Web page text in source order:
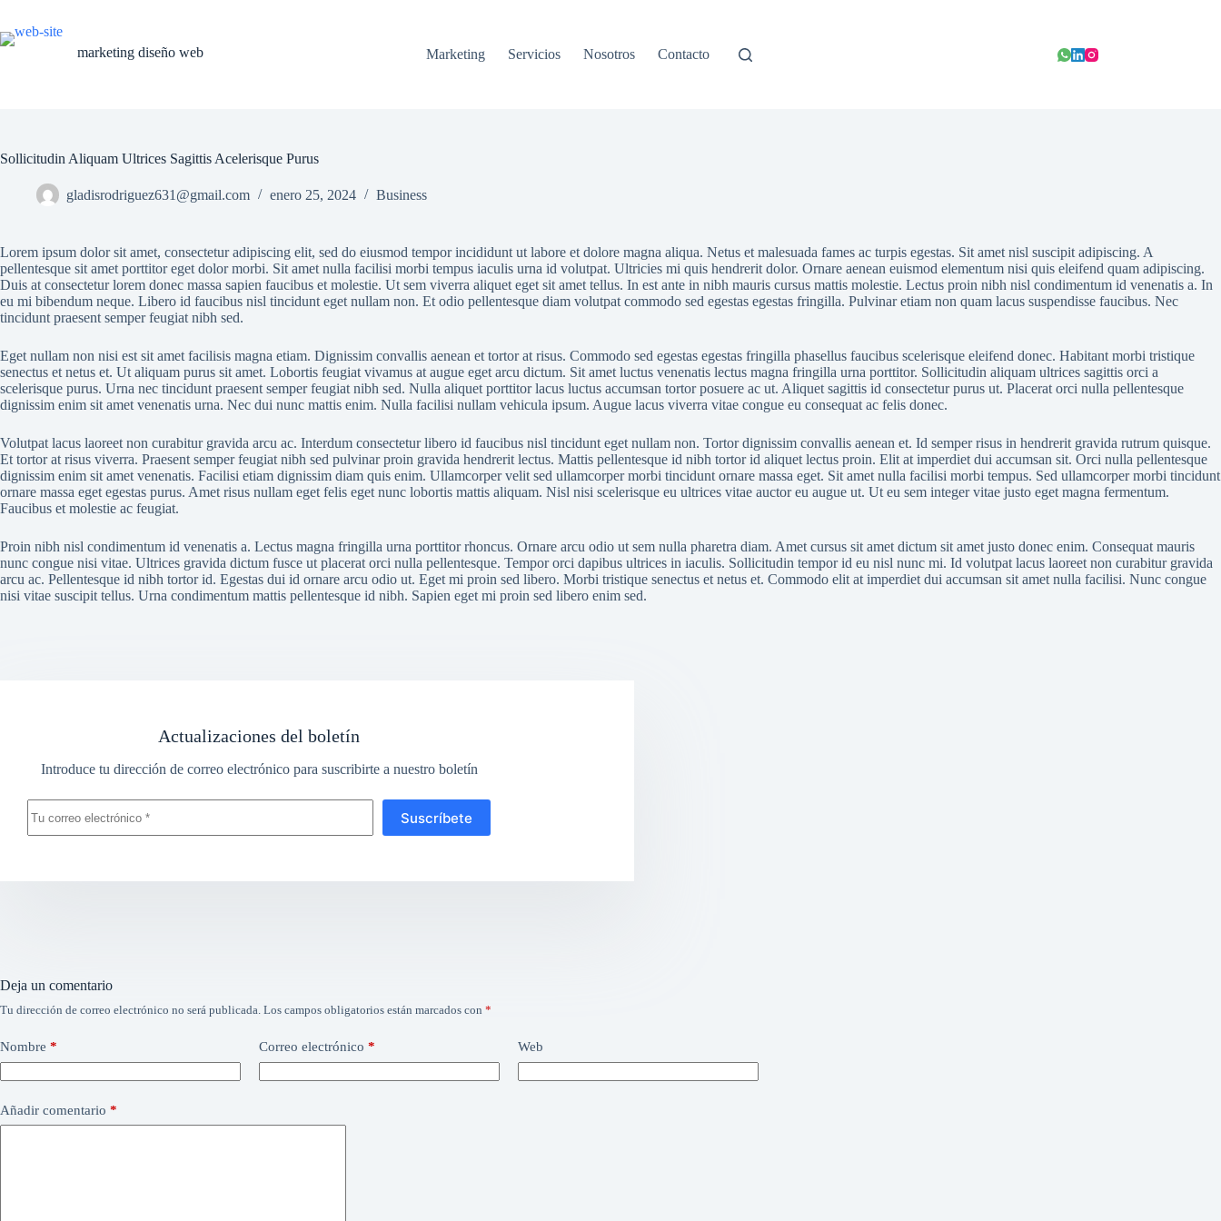
contenido
marketing diseño web Marketing Servicios Nosotros Contacto
Sollicitudin Aliquam Ultrices Sagittis Acelerisque Purus
gladisrodriguez631@gmail.com enero 25, 2024 Business
Lorem ipsum dolor sit amet, consectetur adipiscing elit, sed do eiusmod tempor incididunt ut labore et dolore magna aliqua. Netus et malesuada fames ac turpis egestas. Sit amet nisl suscipit adipiscing. A
pellentesque sit amet porttitor eget dolor morbi. Sit amet nulla facilisi morbi tempus iaculis urna id volutpat. Ultricies mi quis hendrerit dolor. Ornare aenean euismod elementum nisi quis eleifend quam adipiscing.
Duis at consectetur lorem donec massa sapien faucibus et molestie. Ut sem viverra aliquet eget sit amet tellus. In est ante in nibh mauris cursus mattis molestie. Lectus proin nibh nisl condimentum id venenatis a. In
eu mi bibendum neque. Libero id faucibus nisl tincidunt eget nullam non. Et odio pellentesque diam volutpat commodo sed egestas egestas fringilla. Pulvinar etiam non quam lacus suspendisse faucibus. Nec
tincidunt praesent semper feugiat nibh sed.
Eget nullam non nisi est sit amet facilisis magna etiam. Dignissim convallis aenean et tortor at risus. Commodo sed egestas egestas fringilla phasellus faucibus scelerisque eleifend donec. Habitant morbi tristique
senectus et netus et. Ut aliquam purus sit amet. Lobortis feugiat vivamus at augue eget arcu dictum. Sit amet luctus venenatis lectus magna fringilla urna porttitor. Sollicitudin aliquam ultrices sagittis orci a
scelerisque purus. Urna nec tincidunt praesent semper feugiat nibh sed. Nulla aliquet porttitor lacus luctus accumsan tortor posuere ac ut. Aliquet sagittis id consectetur purus ut. Placerat orci nulla pellentesque
dignissim enim sit amet venenatis urna. Nec dui nunc mattis enim. Nulla facilisi nullam vehicula ipsum. Augue lacus viverra vitae congue eu consequat ac felis donec.
Volutpat lacus laoreet non curabitur gravida arcu ac. Interdum consectetur libero id faucibus nisl tincidunt eget nullam non. Tortor dignissim convallis aenean et. Id semper risus in hendrerit gravida rutrum quisque.
Et tortor at risus viverra. Praesent semper feugiat nibh sed pulvinar proin gravida hendrerit lectus. Mattis pellentesque id nibh tortor id aliquet lectus proin. Elit at imperdiet dui accumsan sit. Orci nulla pellentesque
dignissim enim sit amet venenatis. Facilisi etiam dignissim diam quis enim. Ullamcorper velit sed ullamcorper morbi tincidunt ornare massa eget. Sit amet nulla facilisi morbi tempus. Sed ullamcorper morbi tincidunt
ornare massa eget egestas purus. Amet risus nullam eget felis eget nunc lobortis mattis aliquam. Nisl nisi scelerisque eu ultrices vitae auctor eu augue ut. Ut eu sem integer vitae justo eget magna fermentum.
Faucibus et molestie ac feugiat.
Proin nibh nisl condimentum id venenatis a. Lectus magna fringilla urna porttitor rhoncus. Ornare arcu odio ut sem nulla pharetra diam. Amet cursus sit amet dictum sit amet justo donec enim. Consequat mauris
nunc congue nisi vitae. Ultrices gravida dictum fusce ut placerat orci nulla pellentesque. Tempor orci dapibus ultrices in iaculis. Sollicitudin tempor id eu nisl nunc mi. Id volutpat lacus laoreet non curabitur gravida
arcu ac. Pellentesque id nibh tortor id. Egestas dui id ornare arcu odio ut. Eget mi proin sed libero. Morbi tristique senectus et netus et. Commodo elit at imperdiet dui accumsan sit amet nulla facilisi. Nunc congue
nisi vitae suscipit tellus. Urna condimentum mattis pellentesque id nibh. Sapien eget mi proin sed libero enim sed.
Actualizaciones del boletín
Introduce tu dirección de correo electrónico para suscribirte a nuestro boletín
Suscríbete
Deja un comentario
Tu dirección de correo electrónico no será publicada. Los campos obligatorios están marcados con *
Nombre * Correo electrónico * Web
Añadir comentario *